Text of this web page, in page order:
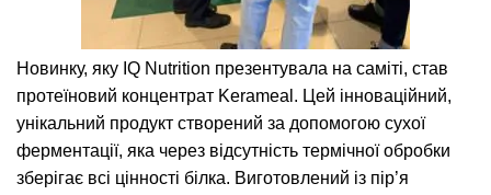
Новинку, яку IQ Nutrition презентувала на саміті, став
протеїновий концентрат Kerameal. Цей інноваційний,
унікальний продукт створений за допомогою сухої
ферментації, яка через відсутність термічної обробки
зберігає всі цінності білка. Виготовлений із пір’я